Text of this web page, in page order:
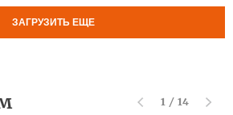
ЗАГРУЗИТЬ ЕЩЕ
1 / 14